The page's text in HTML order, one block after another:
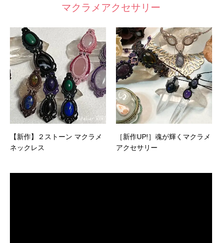
マクラメアクセサリー
【新作】２ストーン マクラメ
ネックレス
［新作UP!］魂が輝くマクラメ
アクセサリー